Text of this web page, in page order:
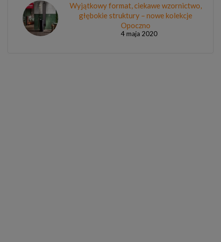
Wyjątkowy format, ciekawe wzornictwo,
głębokie struktury – nowe kolekcje
Opoczno
4 maja 2020